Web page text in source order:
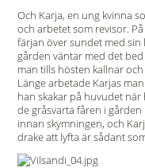
Och Karja, en ung kvinna
och arbetet som revisor.
färjan över sundet med sin
gården väntar med det
man tills hösten kallnar
Länge arbetade Karjas
han skakar på huvudet
de gråsvarta fåren i
innan skymningen, och
drake att lyfta är sådant